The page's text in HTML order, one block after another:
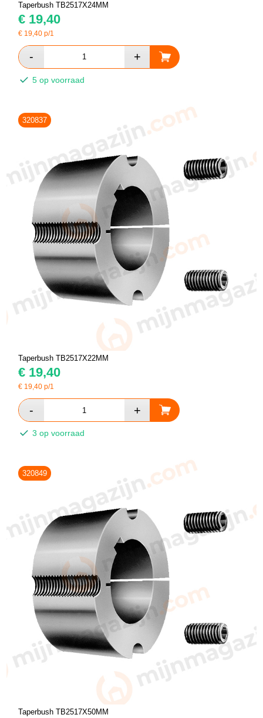
Taperbush TB2517X24MM
€ 19,40
€ 19,40 p/1
5 op voorraad
320837
Taperbush TB2517X22MM
€ 19,40
€ 19,40 p/1
3 op voorraad
320849
Taperbush TB2517X50MM